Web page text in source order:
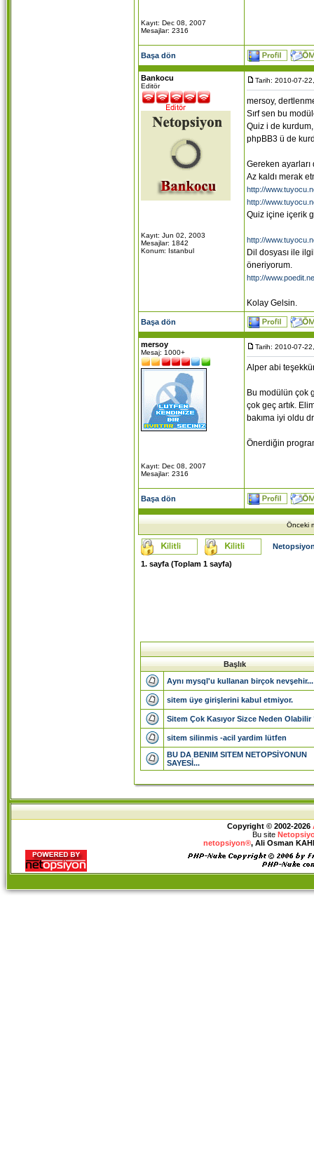
Kayıt: Dec 08, 2007
Mesajlar: 2316
Başa dön
Bankocu
Editör
Kayıt: Jun 02, 2003
Mesajlar: 1842
Konum: Istanbul
Tarih: 2010-07-
mersoy,
Sırf sen bu
Quiz i de
phpBB3 ü de
Gereken ayarları
Az kaldı merak
http://
http://
Quiz içine içerik
http://
Dil dosyası ile
öneriyorum.
http://
Kolay Gelsin.
Başa dön
mersoy
Mesaj: 1000+
Kayıt: Dec 08, 2007
Mesajlar: 2316
Tarih: 2010-07-
Alper abi
Bu modülün çok
çok geç artık.
bakıma iyi oldu
Önerdiğin
Başa dön
Önceki
1. sayfa (Toplam 1 sayfa)
Başlık
Aynı mysql'u kullanan birçok nevşehir...
sitem üye girişlerini kabul etmiyor.
Sitem Çok Kasıyor Sizce Neden Olabilir
sitem silinmis -acil yardim lütfen
BU DA BENIM SITEM NETOPSİYONUN
SAYESİ...
Copyright © 2002-2026
Bu site
netopsiyon®, Ali Osman